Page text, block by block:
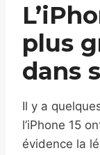
plus
dans
Il y a
l’iPhone 15
évidence la